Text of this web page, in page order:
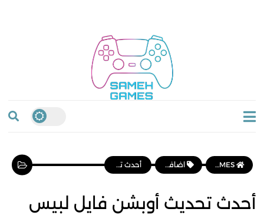
SAMEH GAMES اضافات PES أحدث تحديث أوبشن فايل لبيس 2021 لموسم 2026 بآخر الانتقالات بجميع الدوريات| PES 2021 OPTION FILE 2026
أحدث تحديث أوبشن فايل لبيس